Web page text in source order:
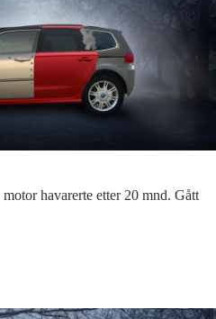
havarerte etter 20 mnd. Gått